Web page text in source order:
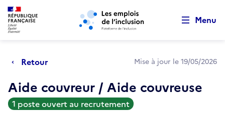
Aller au menu principal Aller au contenu principal
Menu
Retour Mise à jour le 19/05/2026
Aide couvreur / Aide couvreuse
1 poste ouvert au recrutement
Retour au début de la page
Panneau de gestion des cookies